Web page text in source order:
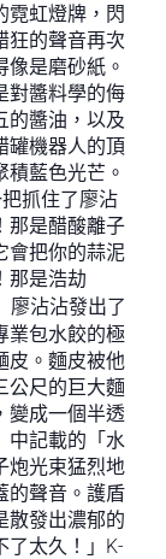
霓虹燈牌，閃
狂的聲音再次
是磨砂紙。
對醬料學的侮
的醬油，以及
罐機器人的頂
藍色光芒。
抓住了廖沾
那是醋酸離子
會把你的蒜泥
那是浩劫
廖沾沾發出了
業包水餃的極
皮。麵皮被他
公尺的巨大麵
變成一個半透
中記載的「水
炮光束猛烈地
的聲音。護盾
散發出濃郁的
了太久！」K-